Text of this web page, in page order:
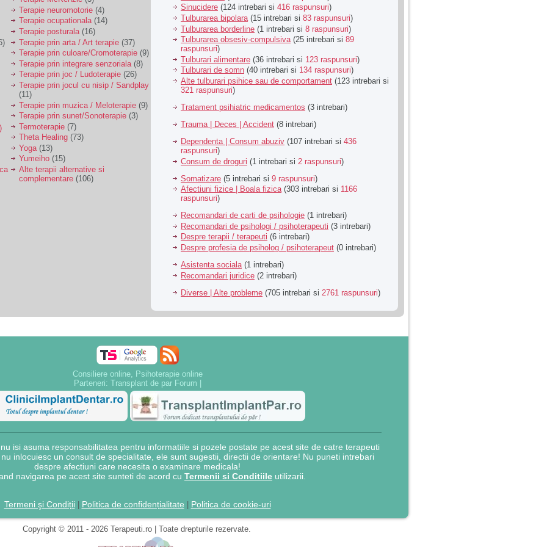
Terapie neuromotorie (4)
Terapie ocupationala(14)
Terapie posturala (16)
Terapie prin arta / Art terapie (37)
Terapie prin culoare/Cromoterapie (9)
Terapie prin integrare senzoriala (8)
Terapie prin joc / Ludoterapie (26)
Terapie prin jocul cu nisip / Sandplay
(11)
Terapie prin muzica / Meloterapie (9)
Terapie prin sunet/Sonoterapie (3)
Termoterapie (7)
Theta Healing (73)
Yoga (13)
Yumeiho (15)
Alte terapii alternative si
complementare (106)
Sinucidere (124 intrebari si 416 raspunsuri)
Tulburarea bipolara(15 intrebari si 83 raspunsuri)
Tulburarea borderline (1 intrebari si 8 raspunsuri)
Tulburarea obsesiv-compulsiva(25 intrebari si 89
raspunsuri)
Tulburari alimentare (36 intrebari si 123 raspunsuri)
Tulburari de somn (40 intrebari si 134 raspunsuri)
Alte tulburari psihice sau de comportament (123 intrebari si
321 raspunsuri)
Tratament psihiatric medicamentos (3 intrebari)
Trauma | Deces | Accident (8 intrebari)
Dependenta | Consum abuziv (107 intrebari si 436
raspunsuri)
Consum de droguri (1 intrebari si 2 raspunsuri)
Somatizare (5 intrebari si 9 raspunsuri)
Afectiuni fizice | Boala fizica(303 intrebari si 1166
raspunsuri)
Recomandari de carti de psihologie (1 intrebari)
Recomandari de psihologi / psihoterapeuti (3 intrebari)
Despre terapii / terapeuti (6 intrebari)
Despre profesia de psiholog / psihoterapeut (0 intrebari)
Asistenta sociala (1 intrebari)
Recomandari juridice (2 intrebari)
Diverse | Alte probleme (705 intrebari si 2761 raspunsuri)
Consiliere online, Psihoterapie online
Parteneri: Transplant de par Forum
isi asuma responsabilitatea pentru informatiile si pozele postate pe acest site de catre terapeuti
inlocuiesc un consult de specialitate, ele sunt sugestii, directii de orientare! Nu puneti intrebari
despre afectiuni care necesita o examinare medicala!
navigarea pe acest site sunteti de acord cu Termenii si Conditiile utilizarii.
Termeni şi Condiții| Politica de confidențialitate Politica de cookie-uri
Copyright © 2011 - 2026 Terapeuti.ro | Toate drepturile rezervate.